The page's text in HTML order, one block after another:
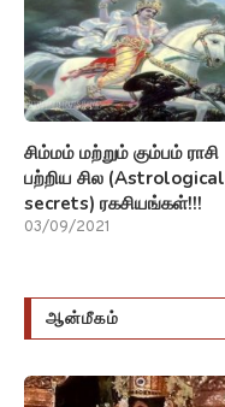
சிம்மம் மற்றும் கும்பம் ராசி
பற்றிய சில (Astrological
secrets) ரகசியங்கள்!!!
03/09/2021
ஆன்மீகம்